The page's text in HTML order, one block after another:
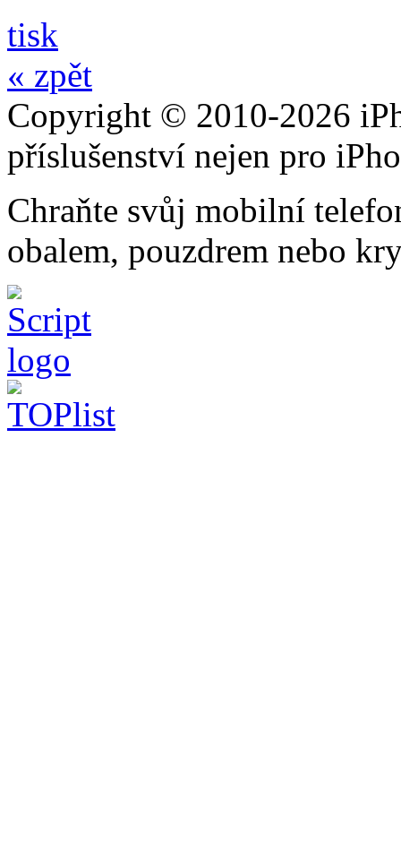
tisk
« zpět
Copyright © 2010-2026
příslušenství nejen pro
Chraňte svůj mobilní
obalem, pouzdrem nebo